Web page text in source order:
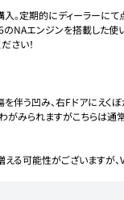
。定期的にディーラーにて
NAエンジンを搭載した使
さい！
伴う凹み、右Fドアにえくぼ
がみられますがこちらは
る可能性がございますが、